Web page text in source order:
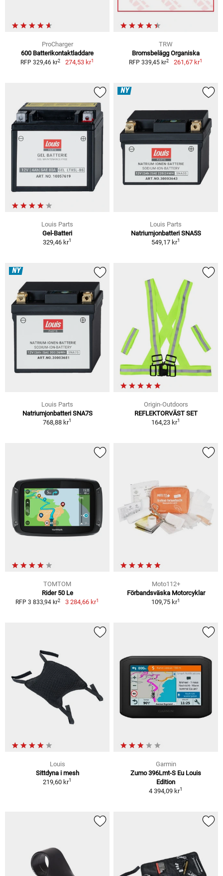
ProCharger
600 Batterikontaktladdare
RFP 329,46 kr2 274,53 kr1
TRW
Bromsbelägg Organiska
RFP 339,45 kr2 261,67 kr1
Louis Parts
Gel-Batteri
329,46 kr1
NY
Louis Parts
Natriumjonbatteri SNA5S
549,17 kr1
NY
Louis Parts
Natriumjonbatteri SNA7S
768,88 kr1
Origin-Outdoors
REFLEKTORVÄST SET
164,23 kr1
TOMTOM
Rider 50 Le
RFP 3 833,94 kr2 3 284,66 kr1
Moto112+
Förbandsväska Motorcyklar
109,75 kr1
Louis
Sittdyna i mesh
219,60 kr1
Garmin
Zumo 396Lmt-S Eu Louis
Edition
4 394,09 kr1